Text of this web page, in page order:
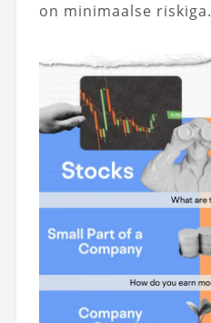
on minimaalse riskiga.